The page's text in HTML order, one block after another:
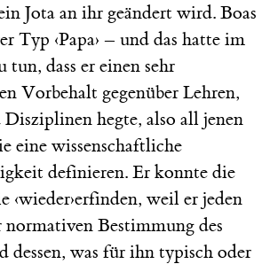
Jota an ihr geändert wird. Boas
Typ ‹Papa› – und das hatte im
dass er einen sehr
Vorbehalt gegenüber Lehren,
hegte, also all jenen
eine wissenschaftliche
definieren. Er konnte die
‹wieder›erfinden, weil er jeden
normativen Bestimmung des
dessen, was für ihn typisch oder